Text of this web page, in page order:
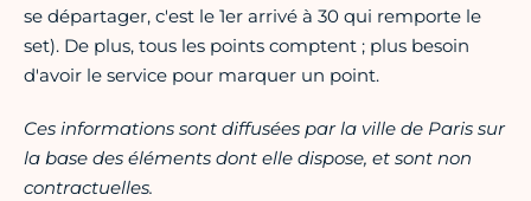
se départager, c'est le 1er arrivé à 30 qui remporte le
set). De plus, tous les points comptent ; plus besoin
d'avoir le service pour marquer un point.
Ces informations sont diffusées par la ville de Paris sur
la base des éléments dont elle dispose, et sont non
contractuelles.